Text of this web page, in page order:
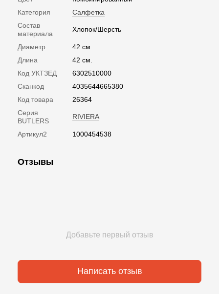
Категория
Салфетка
Состав
материала
Хлопок/Шерсть
Диаметр
42 см.
Длина
42 см.
Код УКТЗЕД
6302510000
Сканкод
4035644665380
Код товара
26364
Серия
BUTLERS
RIVIERA
Артикул2 1000454538
Отзывы
Добавьте первый отзыв
Написать отзыв